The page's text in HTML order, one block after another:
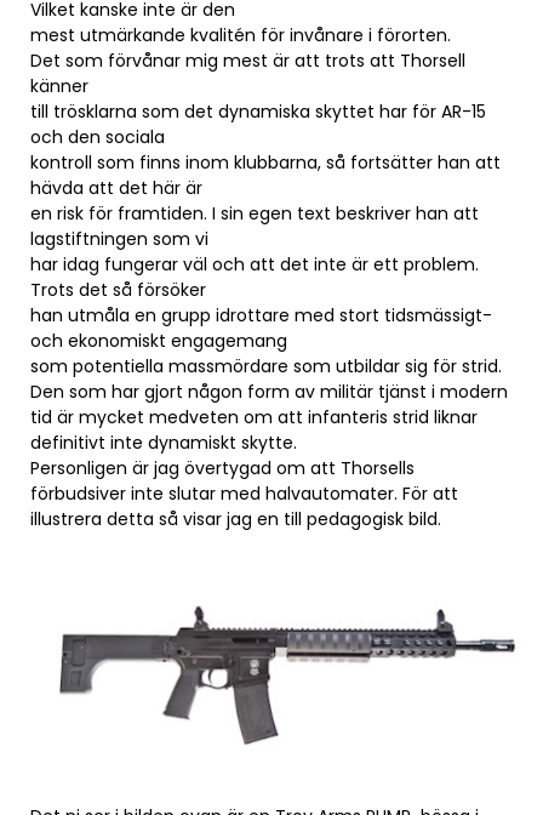
Vilket kanske inte är den
mest utmärkande kvalitén för invånare i förorten.
Det som förvånar mig mest är att trots att Thorsell
känner
till trösklarna som det dynamiska skyttet har för AR-15
och den sociala
kontroll som finns inom klubbarna, så fortsätter han att
hävda att det här är
en risk för framtiden. I sin egen text beskriver han att
lagstiftningen som vi
har idag fungerar väl och att det inte är ett problem.
Trots det så försöker
han utmåla en grupp idrottare med stort tidsmässigt-
och ekonomiskt engagemang
som potentiella massmördare som utbildar sig för strid.
Den som har gjort någon form av militär tjänst i modern
tid är mycket medveten om att infanteris strid liknar
definitivt inte dynamiskt skytte.
Personligen är jag övertygad om att Thorsells
förbudsiver inte slutar med halvautomater. För att
illustrera detta så visar jag en till pedagogisk bild.